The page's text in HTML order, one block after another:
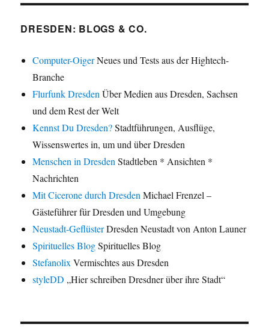
DRESDEN: BLOGS & CO.
Computer-OigerNeues und Tests aus der Hightech-
Branche
Flurfunk Dresden Über Medien aus Dresden, Sachsen
und dem Rest der Welt
Kennst Du Dresden?Stadtführungen, Ausflüge,
Wissenswertes in, um und über Dresden
Menschen in Dresden Stadtleben * Ansichten *
Nachrichten
Mit Cicerone durch Dresden Michael Frenzel –
Gästeführer für Dresden und Umgebung
Neustadt-GeflüsterDresden Neustadt von Anton Launer
Spirituelles BlogSpirituelles Blog
Stefanolix Vermischtes aus Dresden
styleDD „Hier schreiben Dresdner über ihre Stadt“